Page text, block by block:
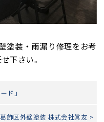
塗装・雨漏り修理をお考
下さい。
ド」
葛飾区外壁塗装 株式会社眞友 >